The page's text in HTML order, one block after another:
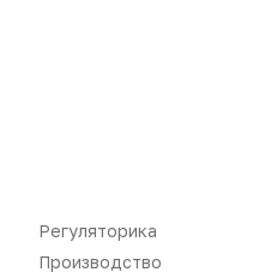
Документы
Регуляторика
Производство